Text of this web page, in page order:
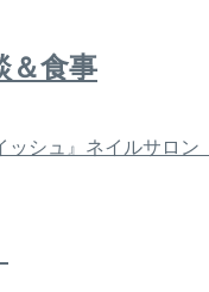
＆食事
シュ』ネイルサロ